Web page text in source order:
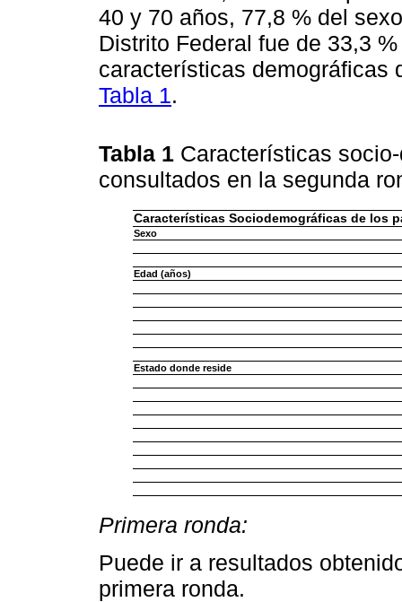
40 y 70 años, 77,8 % del
Distrito Federal fue de 33,3
características demográficas
Tabla 1.
Tabla 1 Características
consultados en la segunda
Características Sociodemográficas de los
Sexo
Edad (años)
Estado donde reside
Primera ronda:
Puede ir a resultados
primera ronda.